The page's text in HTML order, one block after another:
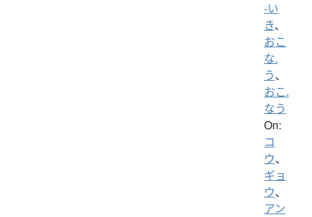
-い
き、
おこ
な.
う、
おこ.
なう
On:
コ
ウ、
ギョ
ウ、
アン